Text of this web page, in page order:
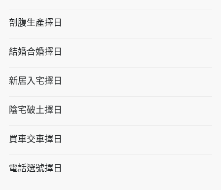
剖腹生產擇日
結婚合婚擇日
新居入宅擇日
陰宅破土擇日
買車交車擇日
電話選號擇日